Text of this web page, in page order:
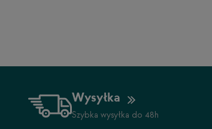
Wysyłka
Szybka wysyłka do 48h